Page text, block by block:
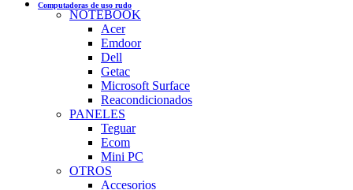
Computadoras de uso rudo
NOTEBOOK
Acer
Emdoor
Dell
Getac
Microsoft Surface
Reacondicionados
PANELES
Teguar
Ecom
Mini PC
OTROS
Accesorios